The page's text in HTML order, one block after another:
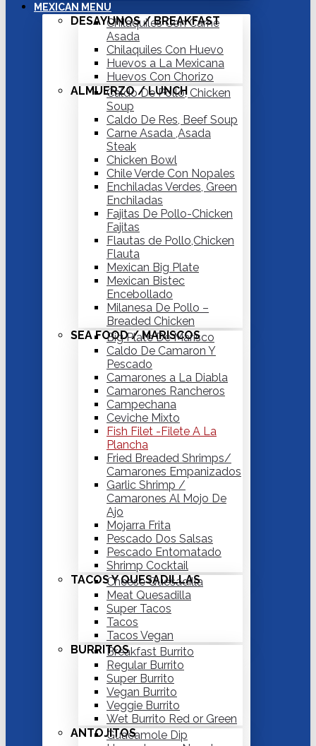
MEXICAN MENU
DESAYUNOS / BREAKFAST
Chilaquiles Con Carne
Asada
Chilaquiles Con Huevo
Huevos a La Mexicana
Huevos Con Chorizo
ALMUERZO / LUNCH
Caldo De Pollo, Chicken
Soup
Caldo De Res, Beef Soup
Carne Asada ,Asada
Steak
Chicken Bowl
Chile Verde Con Nopales
Enchiladas Verdes, Green
Enchiladas
Fajitas De Pollo-Chicken
Fajitas
Flautas de Pollo,Chicken
Flauta
Mexican Big Plate
Mexican Bistec
Encebollado
Milanesa De Pollo –
Breaded Chicken
SEA FOOD / MARISCOS
Big Plate De Marisco
Caldo De Camaron Y
Pescado
Camarones a La Diabla
Camarones Rancheros
Campechana
Ceviche Mixto
Fish Filet -Filete A La
Plancha
Fried Breaded Shrimps/
Camarones Empanizados
Garlic Shrimp /
Camarones Al Mojo De
Ajo
Mojarra Frita
Pescado Dos Salsas
Pescado Entomatado
Shrimp Cocktail
TACOS Y QUESADILLAS
Cheese Quesadilla
Meat Quesadilla
Super Tacos
Tacos
Tacos Vegan
BURRITOSBreakfast Burrito
Regular Burrito
Super Burrito
Vegan Burrito
Veggie Burrito
Wet Burrito Red or Green
ANTOJITOSGuacamole Dip